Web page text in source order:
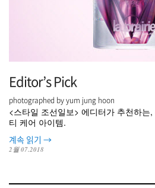
Editor’s Pick
photographed by yum jung hoon
<스타일 조선일보> 에디터가 추천하는
티 케어 아이템.
계속 읽기 →
2월 07.2018